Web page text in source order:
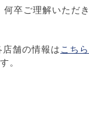
卒ご理解いただ
舗の情報は こち
。